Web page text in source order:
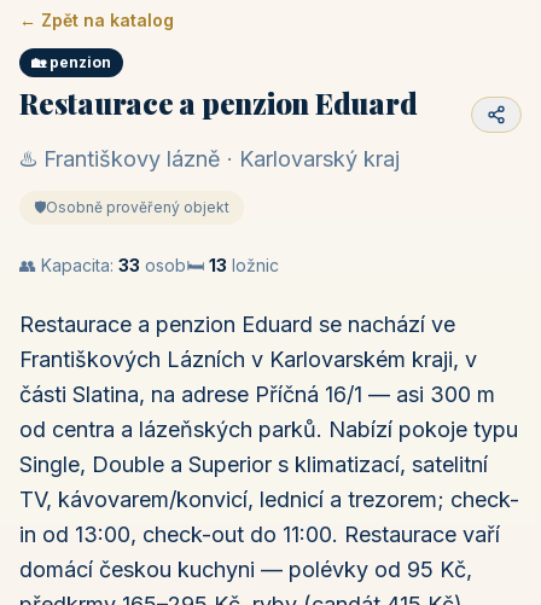
← Zpět na katalog
🏡 penzion
Restaurace a penzion Eduard
♨️ Františkovy lázně · Karlovarský kraj
🛡️Osobně prověřený objekt
👥 Kapacita: 33 osob🛏️ 13 ložnic
Restaurace a penzion Eduard se nachází ve
Františkových Lázních v Karlovarském kraji, v
části Slatina, na adrese Příčná 16/1 — asi 300 m
od centra a lázeňských parků. Nabízí pokoje typu
Single, Double a Superior s klimatizací, satelitní
TV, kávovarem/konvicí, lednicí a trezorem; check-
in od 13:00, check-out do 11:00. Restaurace vaří
domácí českou kuchyni — polévky od 95 Kč,